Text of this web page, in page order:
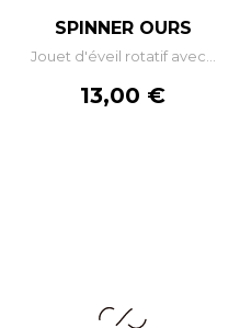
SPINNER OURS
Jouet d'éveil rotatif avec...
Prix
13,00 €